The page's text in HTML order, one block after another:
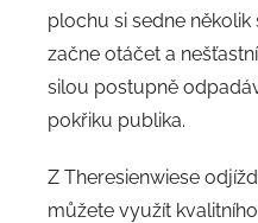
plochu si sedne několik
začne otáčet a
silou postupně
pokřiku publika.
Z Theresienwiese
můžete využít